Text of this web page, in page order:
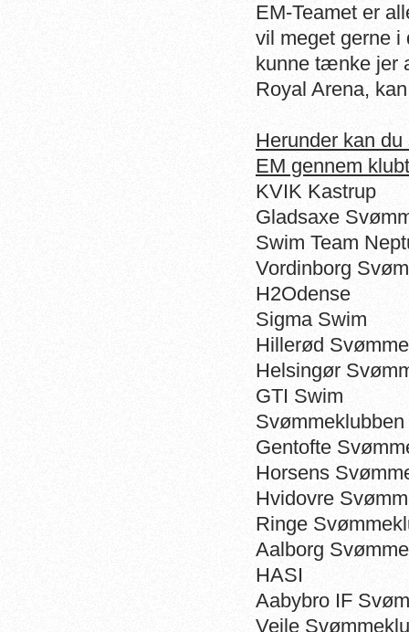
EM-Teamet er
vil meget gerne i
kunne tænke jer
Royal Arena,
Herunder kan
EM gennem
KVIK Kastrup
Gladsaxe
Swim Team
Vordinborg
H2Odense
Sigma Swim
Hillerød
Helsingør
GTI Swim
Gentofte
Horsens
Hvidovre
Ringe
Aalborg
HASI
Aabybro IF
Vejle